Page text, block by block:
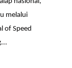
melalui
of Speed